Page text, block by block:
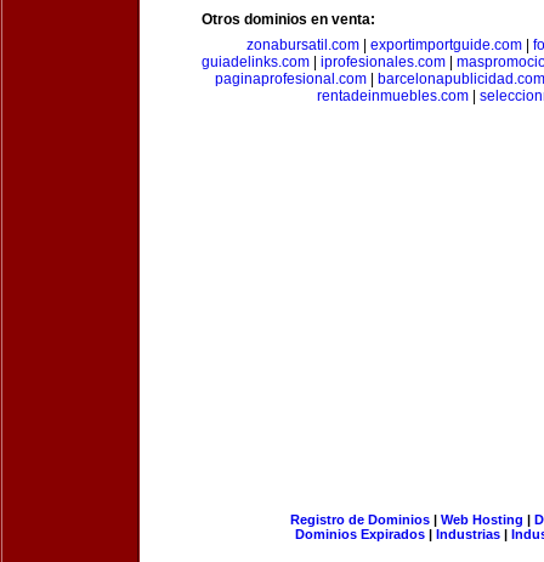
Otros dominios en venta:
zonabursatil.com
exportimportguide.com
guiadelinks.com
iprofesionales.com
paginaprofesional.com|
barcelonapublicidad.com
rentadeinmuebles.com|
Registro de Dominios| Web Hosting |
Dominios Expirados | Industrias |